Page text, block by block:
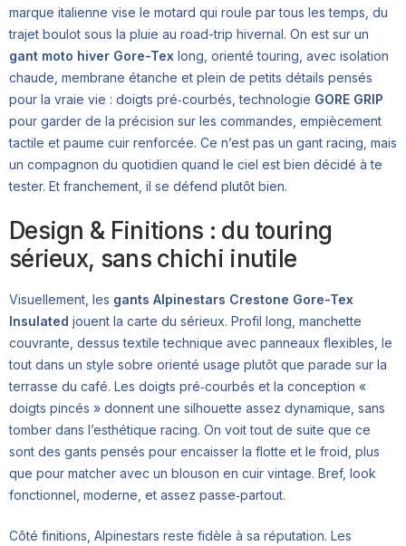
marque italienne vise le motard qui roule par tous les temps, du
trajet boulot sous la pluie au road-trip hivernal. On est sur un
gant moto hiver Gore-Tex long, orienté touring, avec isolation
chaude, membrane étanche et plein de petits détails pensés
pour la vraie vie : doigts pré‑courbés, technologie GORE GRIP
pour garder de la précision sur les commandes, empiècement
tactile et paume cuir renforcée. Ce n’est pas un gant racing, mais
un compagnon du quotidien quand le ciel est bien décidé à te
tester. Et franchement, il se défend plutôt bien.
Design & Finitions : du touring
sérieux, sans chichi inutile
Visuellement, les gants Alpinestars Crestone Gore-Tex
Insulated jouent la carte du sérieux. Profil long, manchette
couvrante, dessus textile technique avec panneaux flexibles, le
tout dans un style sobre orienté usage plutôt que parade sur la
terrasse du café. Les doigts pré‑courbés et la conception «
doigts pincés » donnent une silhouette assez dynamique, sans
tomber dans l’esthétique racing. On voit tout de suite que ce
sont des gants pensés pour encaisser la flotte et le froid, plus
que pour matcher avec un blouson en cuir vintage. Bref, look
fonctionnel, moderne, et assez passe‑partout.
Côté finitions, Alpinestars reste fidèle à sa réputation. Les